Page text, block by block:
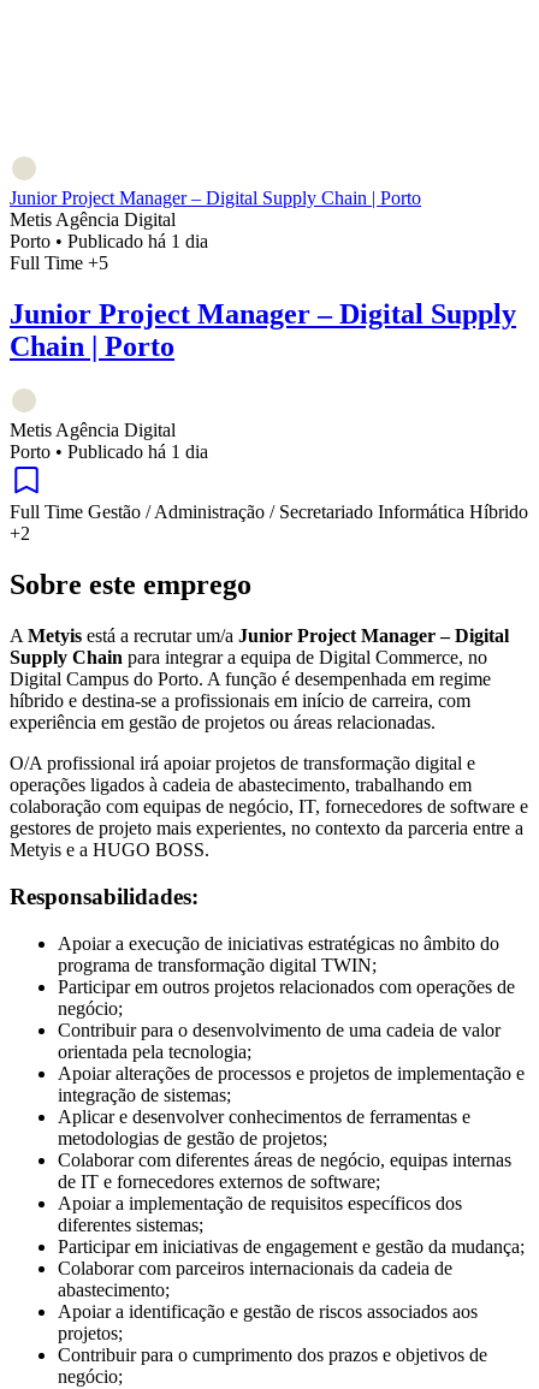
Junior Project Manager – Digital Supply Chain | Porto
Metis Agência Digital
Porto • Publicado há 1 dia
Full Time +5
Junior Project Manager – Digital Supply
Chain | Porto
Metis Agência Digital
Porto • Publicado há 1 dia
Full Time Gestão / Administração / Secretariado Informática Híbrido
+2
Sobre este emprego
A Metyis está a recrutar um/a Junior Project Manager – Digital
Supply Chain para integrar a equipa de Digital Commerce, no
Digital Campus do Porto. A função é desempenhada em regime
híbrido e destina-se a profissionais em início de carreira, com
experiência em gestão de projetos ou áreas relacionadas.
O/A profissional irá apoiar projetos de transformação digital e
operações ligados à cadeia de abastecimento, trabalhando em
colaboração com equipas de negócio, IT, fornecedores de software e
gestores de projeto mais experientes, no contexto da parceria entre a
Metyis e a HUGO BOSS.
Responsabilidades:
Apoiar a execução de iniciativas estratégicas no âmbito do
programa de transformação digital TWIN;
Participar em outros projetos relacionados com operações de
negócio;
Contribuir para o desenvolvimento de uma cadeia de valor
orientada pela tecnologia;
Apoiar alterações de processos e projetos de implementação e
integração de sistemas;
Aplicar e desenvolver conhecimentos de ferramentas e
metodologias de gestão de projetos;
Colaborar com diferentes áreas de negócio, equipas internas
de IT e fornecedores externos de software;
Apoiar a implementação de requisitos específicos dos
diferentes sistemas;
Participar em iniciativas de engagement e gestão da mudança;
Colaborar com parceiros internacionais da cadeia de
abastecimento;
Apoiar a identificação e gestão de riscos associados aos
projetos;
Contribuir para o cumprimento dos prazos e objetivos de
negócio;